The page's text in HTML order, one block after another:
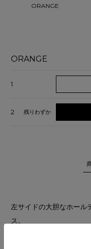
ORANGE
ORANGE
1
2 残りわずか
左サイドの大胆なホール
ス。